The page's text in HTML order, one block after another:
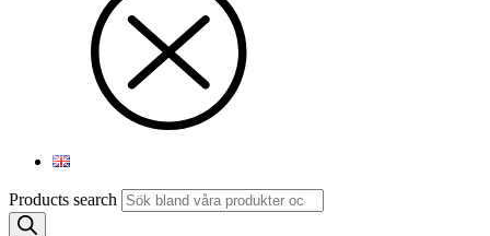
Products search